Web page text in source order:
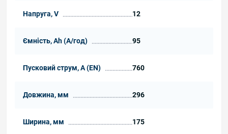
Напруга, V 12
Ємність, Ah (А/год) 95
Пусковий струм, А (EN) 760
Довжина, мм 296
Ширина, мм 175